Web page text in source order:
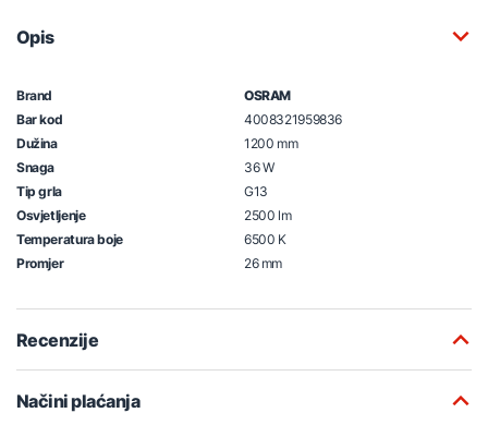
Opis
Brand
OSRAM
Bar kod
4008321959836
Dužina
1200 mm
Snaga
36 W
Tip grla
G13
Osvjetljenje
2500 lm
Temperatura boje
6500 K
Promjer
26 mm
Recenzije
Načini plaćanja